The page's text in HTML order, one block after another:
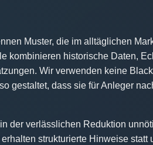
Muster, die im alltäglichen
kombinieren historische Daten,
Wir verwenden keine
gestaltet, dass sie für Anleger
der verlässlichen Reduktion
erhalten strukturierte Hinweise statt